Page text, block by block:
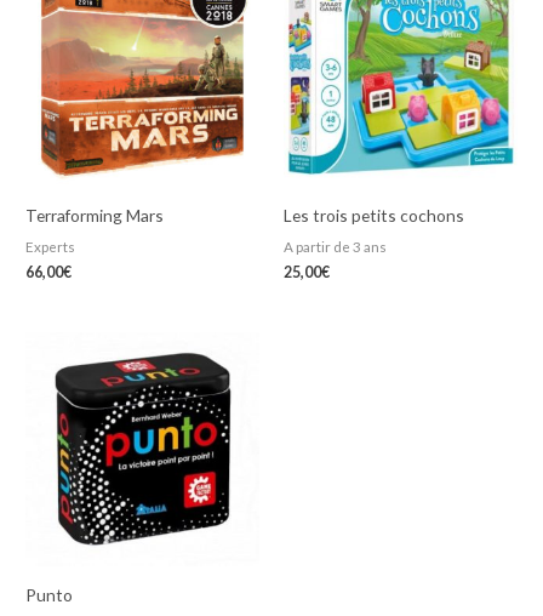
Terraforming Mars
Experts
66,00€
Les trois petits cochons
A partir de 3 ans
25,00€
Punto